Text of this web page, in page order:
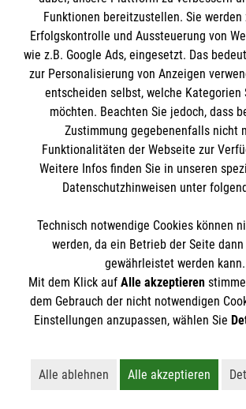
Impressum
Datenschutz
Barrierefreiheit
Kontakt
Die Malteser
Malteser in Deutschland
Malteserorden
Sharepoint
Spendenkonto
IBAN: DE90 6005 0101 0001 2706 88
BIC: SOLADEST600
So finden Sie uns
Ulmer Str. 231
70327 Stuttgart
Der Malteser Hilfsdienst e.V. ist als
Gewerbesteuer befreit.
Funktionen bereitzustellen. Sie werden
Erfolgskontrolle und Aussteuerung von
wie z.B. Google Ads, eingesetzt. Das
zur Personalisierung von Anzeigen
entscheiden selbst, welche Kategorien
möchten. Beachten Sie jedoch, dass
Zustimmung gegebenenfalls nicht
Funktionalitäten der Webseite zur
Weitere Infos finden Sie in unseren
Datenschutzhinweisen unter
Technisch notwendige Cookies können
werden, da ein Betrieb der Seite
gewährleistet werden kann.
Mit dem Klick auf Alle akzeptieren
dem Gebrauch der nicht notwendigen
Einstellungen anzupassen, wählen Sie
Alle ablehnen
Lehnt alle nicht-essentiellen
Alle akzeptieren
Akzeptiert alle